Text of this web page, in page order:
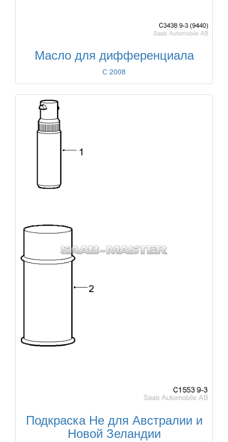
Масло для дифференциала
С 2008
Подкраска Не для Австралии и
Новой Зеландии